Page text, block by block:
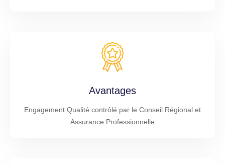
Avantages
Engagement Qualité contrôlé par le Conseil Régional et
Assurance Professionnelle